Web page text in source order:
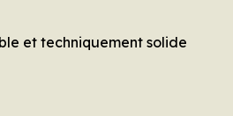
et techniquement solide